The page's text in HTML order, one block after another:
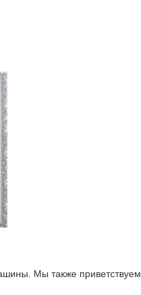
Мы также приветствуем